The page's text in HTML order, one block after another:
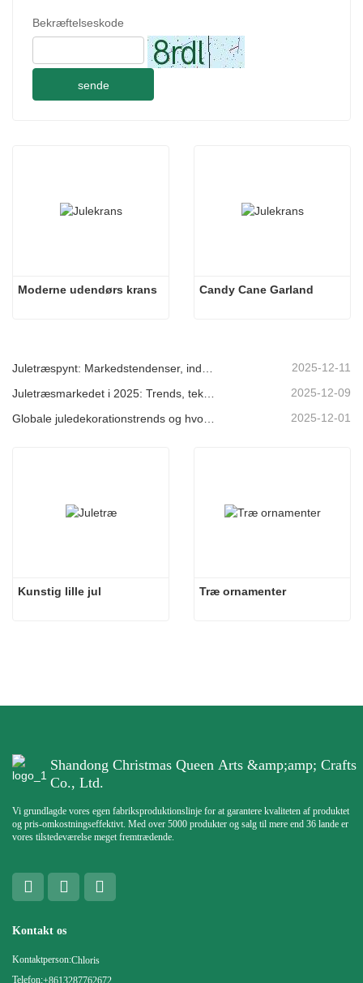
Bekræftelseskode
sende
Moderne udendørs krans Candy Cane Garland
2025-12-11
2025-12-09
Globale juledekorationstrends og hvorfor Christmas Queen fortsat fører an på markedet 2025-12-01
Kunstig lille jul Træ ornamenter
Shandong Christmas Queen Arts &amp;amp; Crafts
Co., Ltd.
Vi grundlagde vores egen fabriksproduktionslinje for at garantere kvaliteten af ​​produktet
og pris-omkostningseffektivt. Med over 5000 produkter og salg til mere end 36 lande er
vores tilstedeværelse meget fremtrædende.
Kontakt os
Kontaktperson:Chloris
Telefon:+8613287762672